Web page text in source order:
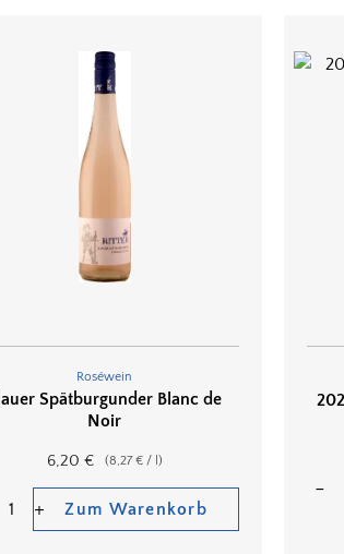
Roséwein
Spätburgunder Blanc de
Noir
6,20 € (8,27€/ )
Zum Warenkorb